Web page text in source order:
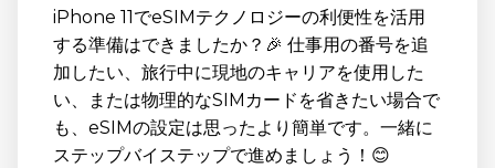
iPhone 11でeSIMテクノロジーの利便性を活用
する準備はできましたか？🎉 仕事用の番号を追
加したい、旅行中に現地のキャリアを使用した
い、または物理的なSIMカードを省きたい場合で
も、eSIMの設定は思ったより簡単です。一緒に
ステップバイステップで進めましょう！😊